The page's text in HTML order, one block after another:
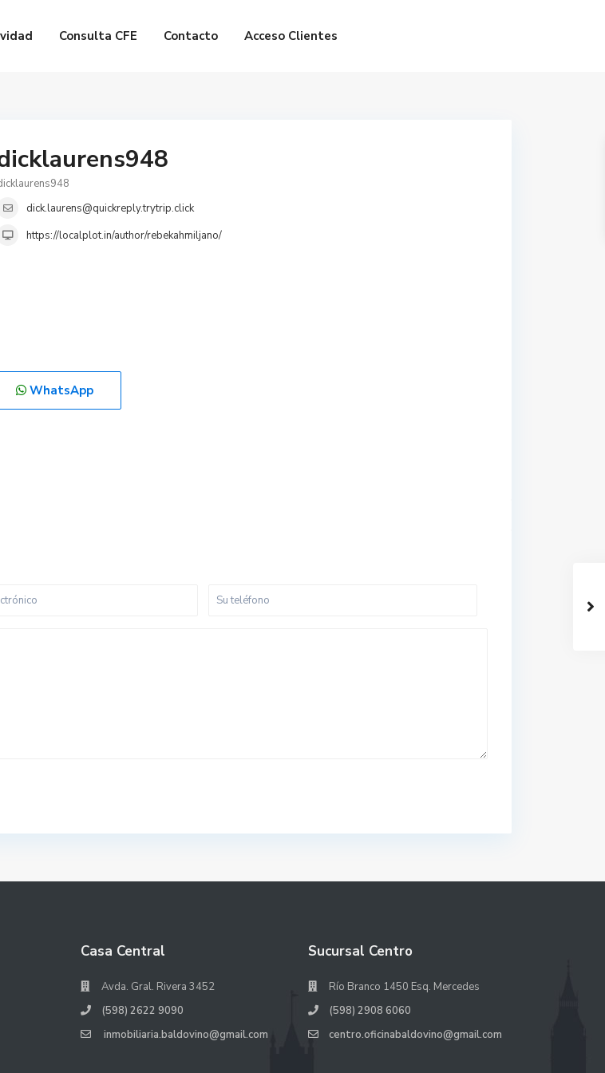
Consulta CFE Contacto Acceso Clientes
dick.laurens@quickreply.trytrip.click
https://localplot.in/author/rebekahmiljano/
WhatsApp
Casa Central
Avda. Gral. Rivera 3452
(598) 2622 9090
inmobiliaria.baldovino@gmail.com
Sucursal Centro
Río Branco 1450 Esq. Mercedes
(598) 2908 6060
centro.oficinabaldovino@gmail.com